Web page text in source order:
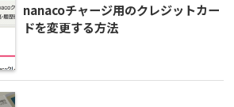
nanacoチャージ用のクレジットカー
ドを変更する方法